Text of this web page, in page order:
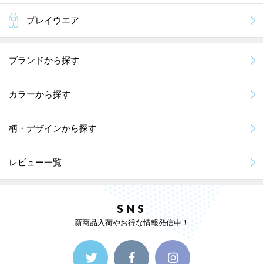
プレイウエア
ブランドから探す
カラーから探す
柄・デザインから探す
レビュー一覧
SNS
新商品入荷やお得な情報発信中！